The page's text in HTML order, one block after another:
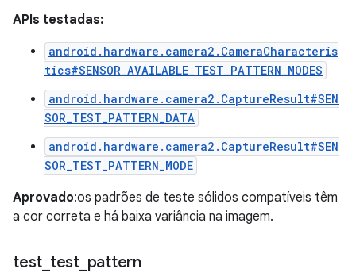
APIs testadas:
android.hardware.camera2.CameraCharacteris
tics#SENSOR_AVAILABLE_TEST_PATTERN_MODES
android.hardware.camera2.CaptureResult#SEN
SOR_TEST_PATTERN_DATA
android.hardware.camera2.CaptureResult#SEN
SOR_TEST_PATTERN_MODE
Aprovado:os padrões de teste sólidos compatíveis têm
a cor correta e há baixa variância na imagem.
test test_ pattern